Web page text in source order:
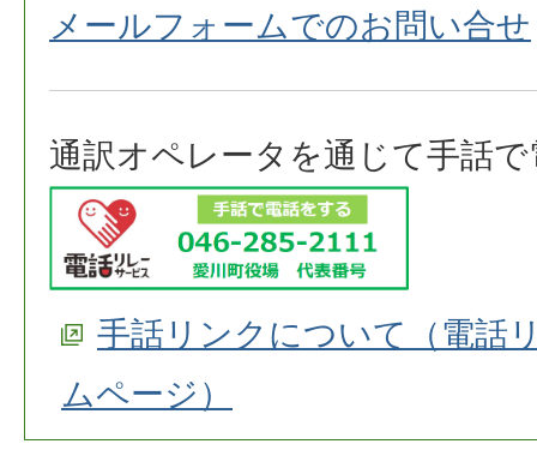
メールフォームでのお問い合せ
通訳オペレータを通じて手話
手話リンクについて（電話
ムページ）